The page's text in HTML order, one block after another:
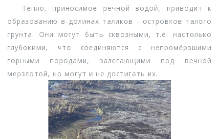
Тепло, приносимое речной водой, приводит к
образованию в долинах таликов - островков талого
грунта. Они могут быть сквозными, т.е. настолько
глубокими, что соединяются с непромёрзшими
горными породами, залегающими под вечной
мерзлотой, но могут и не достигать их.